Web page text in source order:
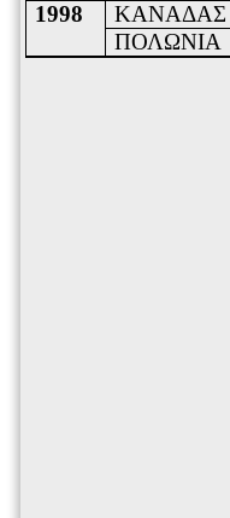
1998
ΚΑΝΑΔΑΣ
ΠΟΛΩΝΙΑ